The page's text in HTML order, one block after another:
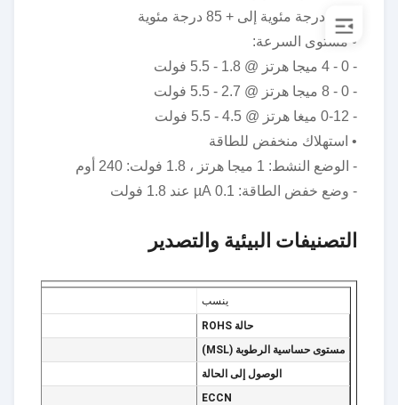
- -40 درجة مئوية إلى + 85 درجة مئوية
• مستوى السرعة:
- 0 - 4 ميجا هرتز @ 1.8 - 5.5 فولت
- 0 - 8 ميجا هرتز @ 2.7 - 5.5 فولت
- 0-12 ميغا هرتز @ 4.5 - 5.5 فولت
• استهلاك منخفض للطاقة
- الوضع النشط: 1 ميجا هرتز ، 1.8 فولت: 240 أوم
- وضع خفض الطاقة: 0.1 µA عند 1.8 فولت
التصنيفات البيئية والتصدير
ينسب
حالة ROHS
مستوى حساسية الرطوبة (MSL)
الوصول إلى الحالة
ECCN